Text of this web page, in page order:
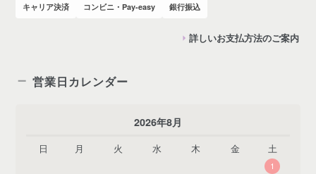
キャリア決済 コンビニ・Pay-easy 銀行振込
詳しいお支払方法のご案内
営業日カレンダー
2026年8月
日 月 火 水 木 金 土
1